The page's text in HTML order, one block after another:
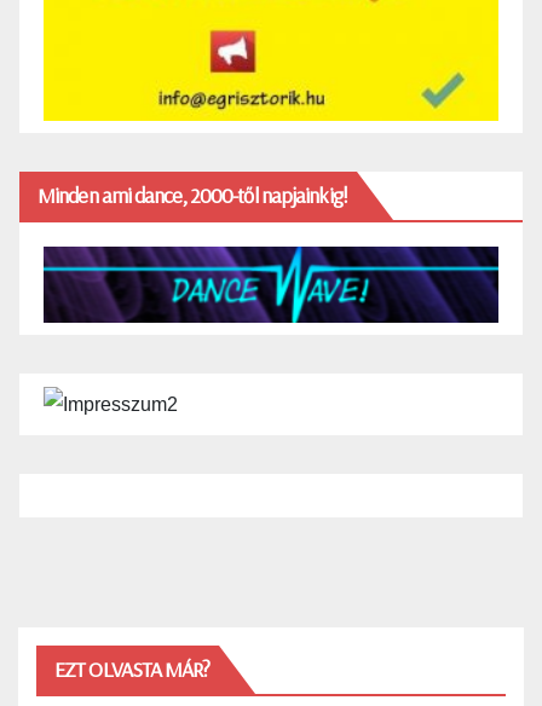
Minden ami dance, 2000-től napjainkig!
EZT OLVASTA MÁR?